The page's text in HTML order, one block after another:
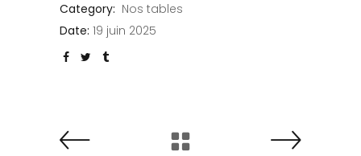
Category: Nos tables
Date: 19 juin 2025